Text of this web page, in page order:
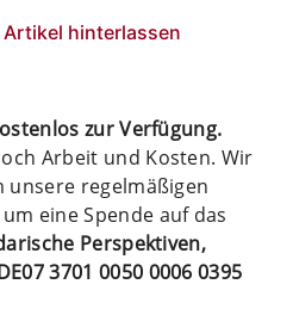
hinterlassen
zur Verfügung.
Arbeit und Kosten. Wir
regelmäßigen
eine Spende auf das
Perspektiven,
3701 0050 0006 0395